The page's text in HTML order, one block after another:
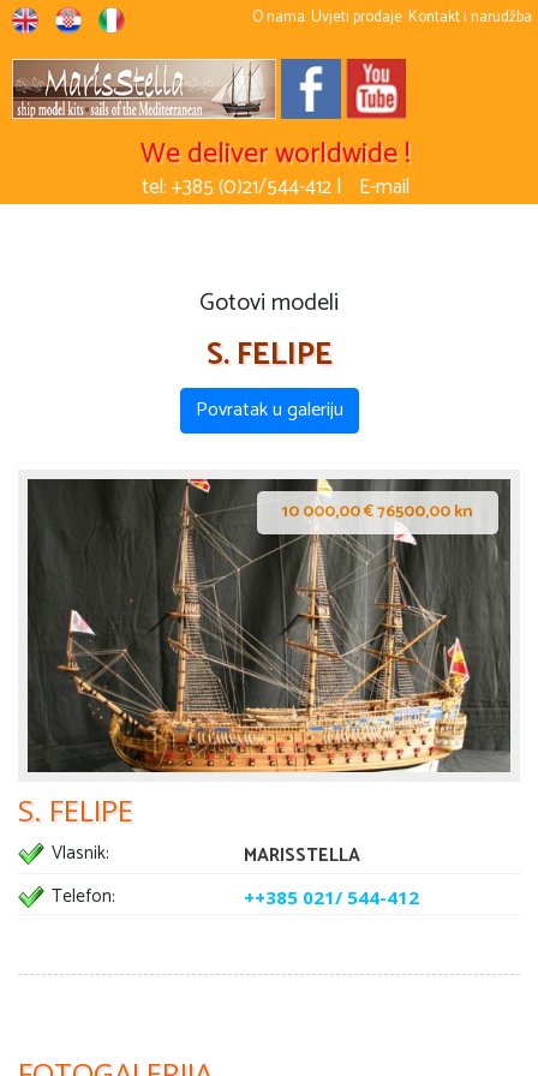
O nama Uvjeti prodaje Kontakt i narudžba
We deliver worldwide !
tel: +385 (0)21/544-412 | E-mail
Gotovi modeli
S. FELIPE
Povratak u galeriju
10 000,00 € 76500,00 kn
S. FELIPE
Vlasnik:
MARISSTELLA
Telefon:
++385 021/ 544-412